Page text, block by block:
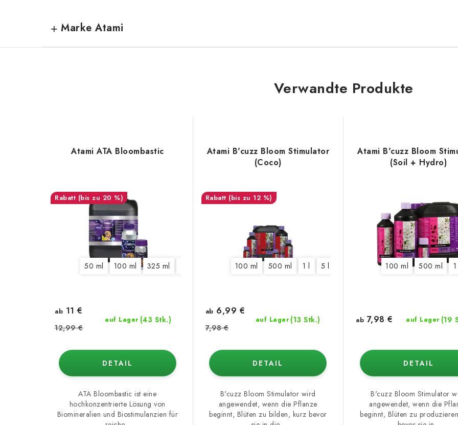
Marke Atami
Verwandte Produkte
Atami ATA Bloombastic
(bis zu 20 %)
50 ml 100 ml 325 ml 10 l
auf Lager (43 Stk.)
ab 11 €
12,99 €
DETAIL
ATA Bloombastic ist eine
hochkonzentrierte Lösung von
Biomineralien und Biostimulanzien für
Atami B'cuzz Bloom Stimulator
(Coco)
(bis zu 12 %)
100 ml 500 ml 1 l 5 l
auf Lager (13 Stk.)
ab 6,99 €
7,98 €
DETAIL
B'cuzz Bloom Stimulator wird
angewendet, wenn die Pflanze
beginnt, Blüten zu bilden, kurz bevor
Atami B'cuzz Bloom
(Soil + Hydro)
100 ml 500 ml
auf Lager (19
ab 7,98 €
DETAIL
B'cuzz Bloom Stimulator
angewendet, wenn die
beginnt, Blüten zu